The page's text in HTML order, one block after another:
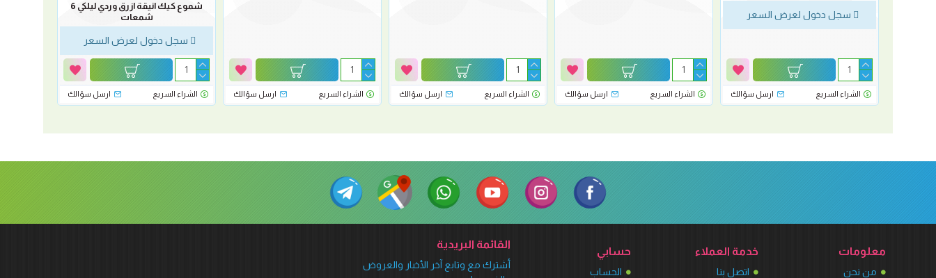
سجل دخول لعرض السعر
الشراء السريع ارسل سؤالك الشراء السريع ارسل سؤالك الشراء السريع ارسل سؤالك الشراء السريع ارسل سؤالك
شموع كيك انيقة ازرق وردي ليلكي 6
شمعات
سجل دخول لعرض السعر
الشراء السريع ارسل سؤالك
معلومات
من نحن
خدمة العملاء
اتصل بنا
حسابي
الحساب
القائمة البريدية
أشترك مع وتابع آخر الأخبار والعروض